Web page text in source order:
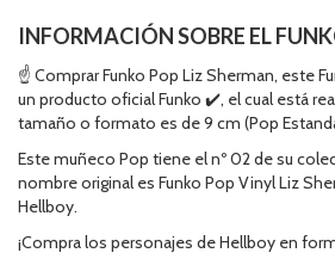
INFORMACIÓN SOBRE EL
☝ Comprar Funko Pop Liz Sherman, este
un producto oficial Funko ✔️, el cual está
tamaño o formato es de 9 cm (Pop
Este muñeco Pop tiene el nº 02 de su
nombre original es Funko Pop Vinyl Liz
Hellboy.
¡Compra los personajes de Hellboy en